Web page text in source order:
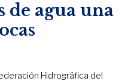
de agua una
Hidrográfica del